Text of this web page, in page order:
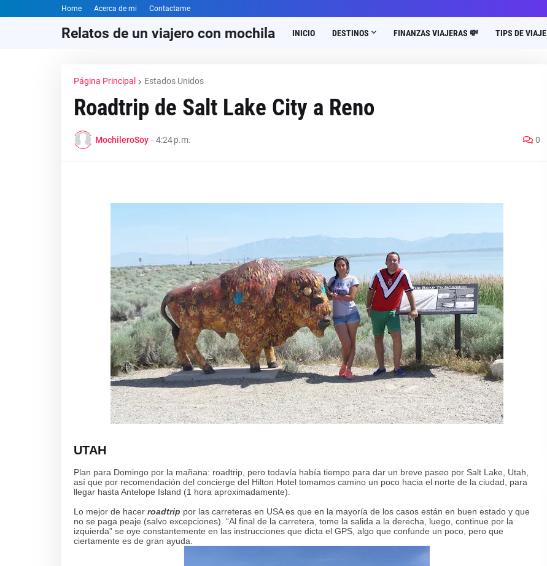
Home Acerca de mi Contactame
Relatos de un viajero con mochila INICIO DESTINOS FINANZAS VIAJERAS 💸 TIPS DE VIAJE
Página Principal Estados Unidos
Roadtrip de Salt Lake City a Reno
MochileroSoy - 4:24 p.m. 0
UTAH
Plan para Domingo por la mañana: roadtrip, pero todavía había tiempo para dar un breve paseo por Salt Lake, Utah,
así que por recomendación del concierge del Hilton Hotel tomamos camino un poco hacia el norte de la ciudad, para
llegar hasta Antelope Island (1 hora aproximadamente).
Lo mejor de hacer roadtrip por las carreteras en USA es que en la mayoría de los casos están en buen estado y que
no se paga peaje (salvo excepciones). “Al final de la carretera, tome la salida a la derecha, luego, continue por la
izquierda” se oye constantemente en las instrucciones que dicta el GPS, algo que confunde un poco, pero que
ciertamente es de gran ayuda.